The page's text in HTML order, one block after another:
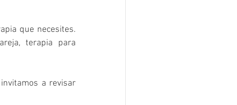
que necesites.
terapia para